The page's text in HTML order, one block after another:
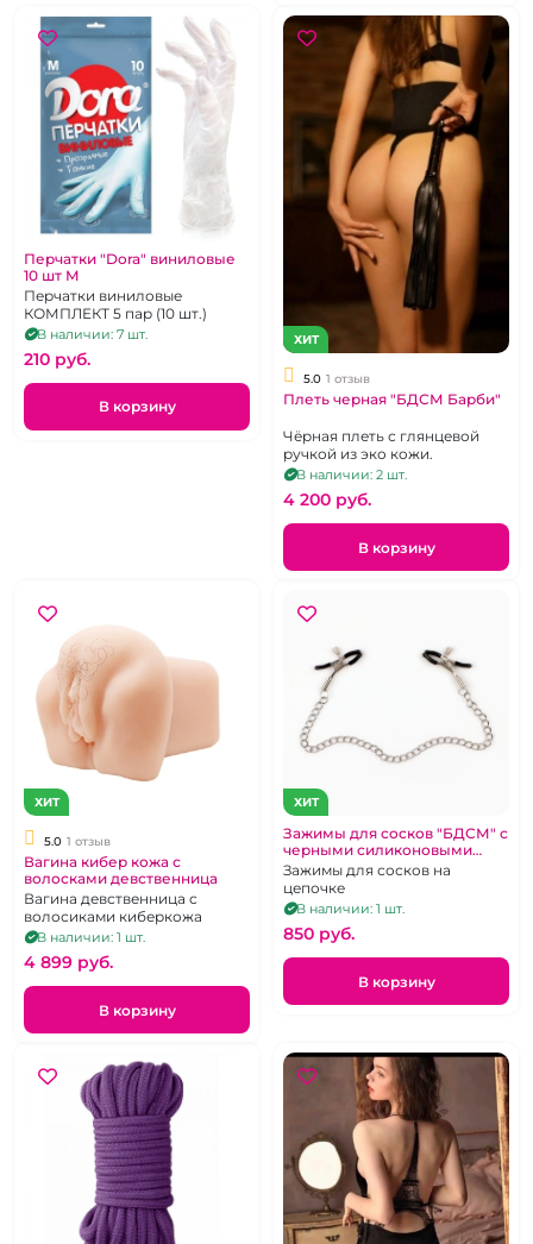
Перчатки "Dora" виниловые
10 шт М
Перчатки виниловые
КОМПЛЕКТ 5 пар (10 шт.)
В наличии: 7 шт.
210 pуб.
В корзину
ХИТ
5.0 1 отзыв
Плеть черная "БДСМ Барби"
Чёрная плеть с глянцевой
ручкой из эко кожи.
В наличии: 2 шт.
4 200 pуб.
В корзину
ХИТ
5.0 1 отзыв
Вагина кибер кожа с
волосками девственница
Вагина девственница с
волосиками киберкожа
В наличии: 1 шт.
4 899 pуб.
В корзину
ХИТ
Зажимы для сосков "БДСМ" с
черными силиконовыми
наконечниками
Зажимы для сосков на
цепочке
В наличии: 1 шт.
850 pуб.
В корзину